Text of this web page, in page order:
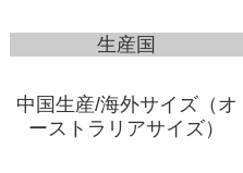
生産国
中国生産/海外サイズ（オ
ーストラリアサイズ）